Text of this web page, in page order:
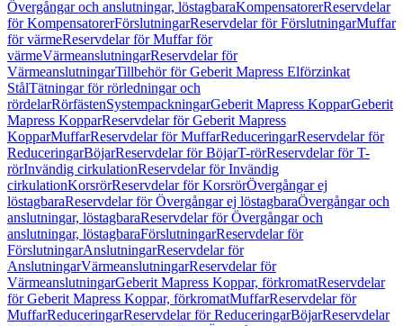
Övergångar och anslutningar, löstagbaraKompensatorerReservdelar
för KompensatorerFörslutningarReservdelar för FörslutningarMuffar
för värmeReservdelar för Muffar för
värmeVärmeanslutningarReservdelar för
VärmeanslutningarTillbehör för Geberit Mapress Elförzinkat
StålTätningar för rörledningar och
rördelarRörfästenSystempackningarGeberit Mapress KopparGeberit
Mapress KopparReservdelar för Geberit Mapress
KopparMuffarReservdelar för MuffarReduceringarReservdelar för
ReduceringarBöjarReservdelar för BöjarT-rörReservdelar för T-
rörInvändig cirkulationReservdelar för Invändig
cirkulationKorsrörReservdelar för KorsrörÖvergångar ej
löstagbaraReservdelar för Övergångar ej löstagbaraÖvergångar och
anslutningar, löstagbaraReservdelar för Övergångar och
anslutningar, löstagbaraFörslutningarReservdelar för
FörslutningarAnslutningarReservdelar för
AnslutningarVärmeanslutningarReservdelar för
VärmeanslutningarGeberit Mapress Koppar, förkromatReservdelar
för Geberit Mapress Koppar, förkromatMuffarReservdelar för
MuffarReduceringarReservdelar för ReduceringarBöjarReservdelar